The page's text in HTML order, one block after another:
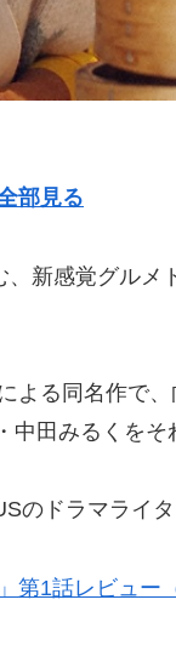
部見る
新感覚グルメ
よる同名作で
田みるくをそ
のドラマライタ
第1話レビュ